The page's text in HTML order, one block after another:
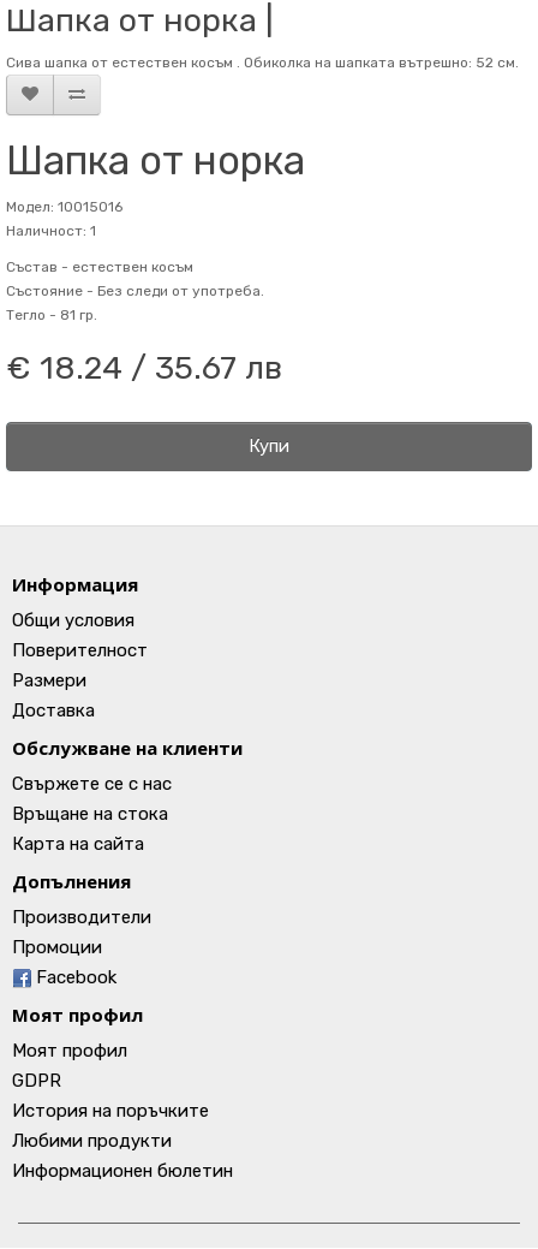
Шапка от норка |
Сива шапка от естествен косъм . Обиколка на шапката вътрешно: 52 см.
Шапка от норка
Модел: 10015016
Наличност: 1
Състав - естествен косъм
Състояние - Без следи от употреба.
Тегло - 81 гр.
€ 18.24 / 35.67 лв
Купи
Информация
Общи условия
Поверителност
Размери
Доставка
Обслужване на клиенти
Свържете се с нас
Връщане на стока
Карта на сайта
Допълнения
Производители
Промоции
Facebook
Моят профил
Моят профил
GDPR
История на поръчките
Любими продукти
Информационен бюлетин